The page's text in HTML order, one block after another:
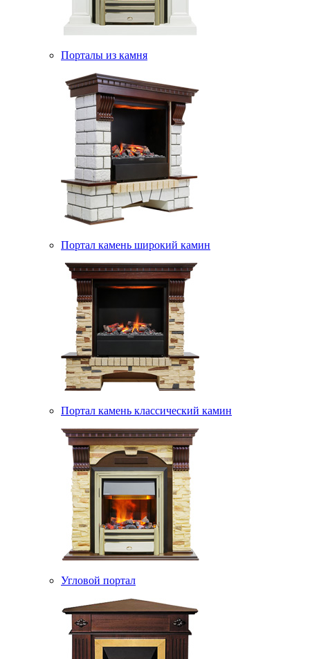
Порталы из камня
Портал камень широкий камин
Портал камень классический камин
Угловой портал